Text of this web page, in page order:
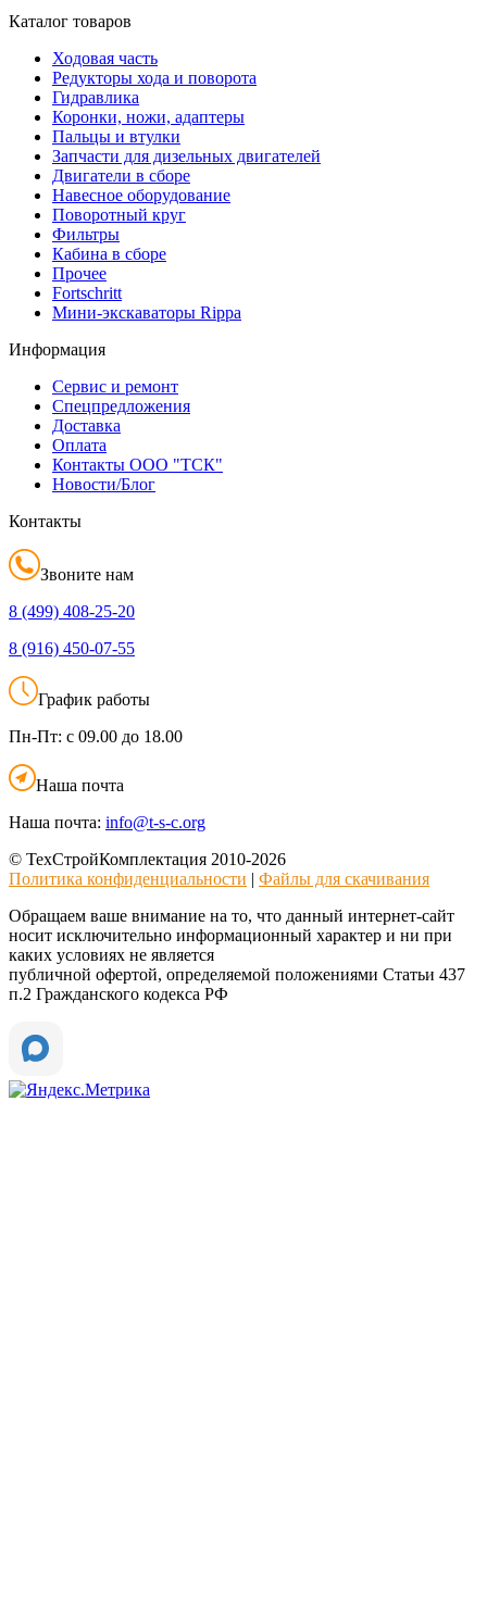
Каталог товаров
Ходовая часть
Редукторы хода и поворота
Гидравлика
Коронки, ножи, адаптеры
Пальцы и втулки
Запчасти для дизельных двигателей
Двигатели в сборе
Навесное оборудование
Поворотный круг
Фильтры
Кабина в сборе
Прочее
Fortschritt
Мини-экскаваторы Rippa
Информация
Сервис и ремонт
Спецпредложения
Доставка
Оплата
Контакты ООО "ТСК"
Новости/Блог
Контакты
Звоните нам
8 (499) 408-25-20
8 (916) 450-07-55
График работы
Пн-Пт: с 09.00 до 18.00
Наша почта
Наша почта: info@t-s-c.org
© ТехСтройКомплектация 2010-2026
Политика конфиденциальности
Файлы для скачивания
Обращаем ваше внимание на то, что данный интернет-сайт
носит исключительно информационный характер и ни при
каких условиях не является
публичной офертой, определяемой положениями Статьи 437
п.2 Гражданского кодекса РФ